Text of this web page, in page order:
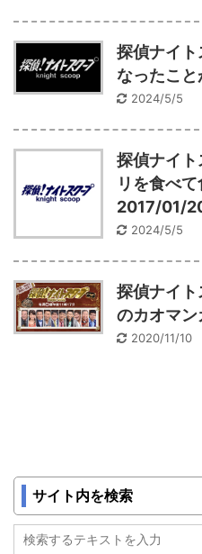
探偵ナイ
なったこ
2024/5/5
探偵ナイ
リを食べて
2017/01/
2024/5/5
探偵ナイ
のカオマ
2020/11/10
サイト内を検索